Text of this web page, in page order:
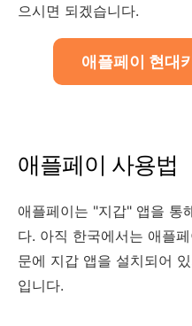
으시면 되겠습니다.
애플페이 현대
애플페이 사용법
애플페이는 "지갑" 앱을 통
다. 아직 한국에서는 애플
문에 지갑 앱을 설치되어
입니다.